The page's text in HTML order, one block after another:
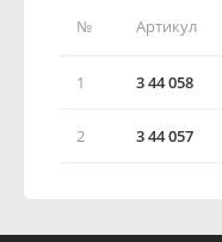
№ Артикул
1 3 44 058
2 3 44 057